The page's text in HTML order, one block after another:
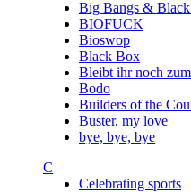
Big Bangs &
BIOFUCK
Bioswop
Black Box
Bleibt ihr noch
Bodo
Builders of the
Buster, my love
bye, bye, bye
C
Celebrating sports